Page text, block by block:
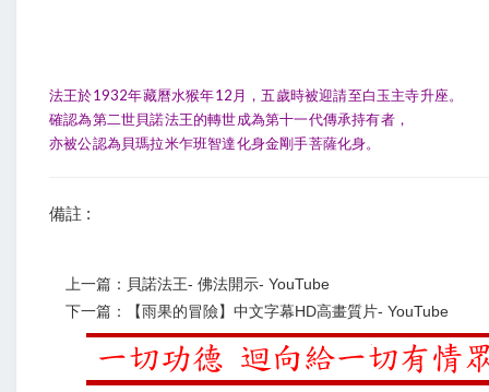
法王於1932年藏曆水猴年12月，五歲時被迎請至白玉主寺升座。
確認為第二世貝諾法王的轉世成為第十一代傳承持有者，
亦被公認為貝瑪拉米乍班智達化身金剛手菩薩化身。
備註 :
上一篇：貝諾法王- 佛法開示- YouTube
下一篇：【雨果的冒險】中文字幕HD高畫質片- YouTube